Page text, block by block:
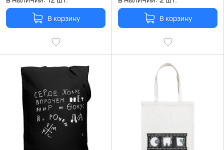
В корзину В корзину